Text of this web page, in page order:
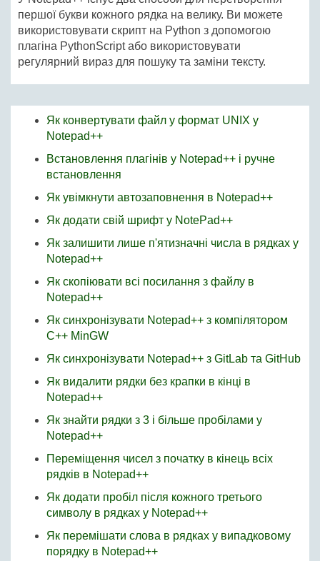
першої букви кожного рядка на велику. Ви можете
використовувати скрипт на Python з допомогою
плагіна PythonScript або використовувати
регулярний вираз для пошуку та заміни тексту.
Як конвертувати файл у формат UNIX у
Notepad++
Встановлення плагінів у Notepad++ і ручне
встановлення
Як увімкнути автозаповнення в Notepad++
Як додати свій шрифт у NotePad++
Як залишити лише п'ятизначні числа в рядках у
Notepad++
Як скопіювати всі посилання з файлу в
Notepad++
Як синхронізувати Notepad++ з компілятором
C++ MinGW
Як синхронізувати Notepad++ з GitLab та GitHub
Як видалити рядки без крапки в кінці в
Notepad++
Як знайти рядки з 3 і більше пробілами у
Notepad++
Переміщення чисел з початку в кінець всіх
рядків в Notepad++
Як додати пробіл після кожного третього
символу в рядках у Notepad++
Як перемішати слова в рядках у випадковому
порядку в Notepad++